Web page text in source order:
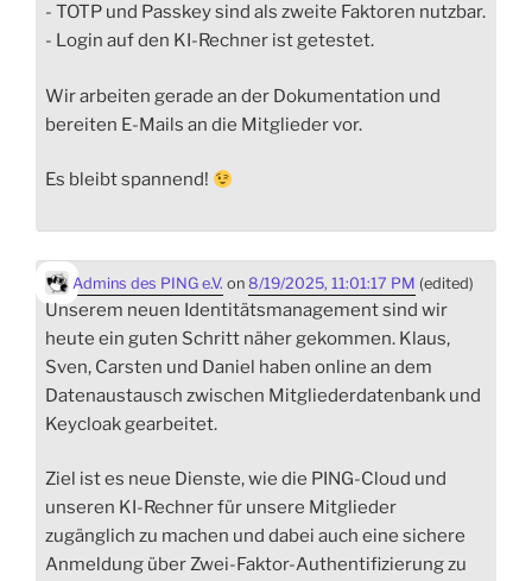
- TOTP und Passkey sind als zweite Faktoren nutzbar.
- Login auf den KI-Rechner ist getestet.
Wir arbeiten gerade an der Dokumentation und
bereiten E-Mails an die Mitglieder vor.
Es bleibt spannend!
Admins des PING e.V. on 8/19/2025, 11:01:17 PM (edited)
Unserem neuen Identitätsmanagement sind wir
heute ein guten Schritt näher gekommen. Klaus,
Sven, Carsten und Daniel haben online an dem
Datenaustausch zwischen Mitgliederdatenbank und
Keycloak gearbeitet.
Ziel ist es neue Dienste, wie die PING-Cloud und
unseren KI-Rechner für unsere Mitglieder
zugänglich zu machen und dabei auch eine sichere
Anmeldung über Zwei-Faktor-Authentifizierung zu